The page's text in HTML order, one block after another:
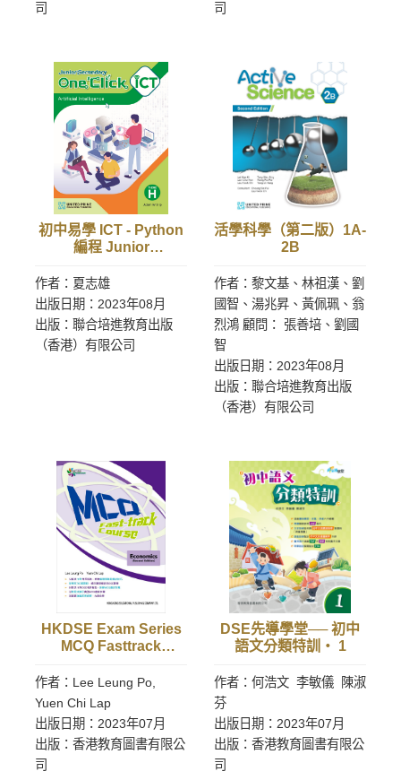
司
司
初中易學 ICT - Python
編程 Junior
ICT - Python
Programming
作者：夏志雄
出版日期：2023年08月
出版：聯合培進教育出版
（香港）有限公司
活學科學（第二版）1A-
2B
作者：黎文基、林祖漢、劉
國智、湯兆昇、黃佩珮、翁
烈鴻 顧問： 張善培、劉國
智
出版日期：2023年08月
出版：聯合培進教育出版
（香港）有限公司
HKDSE Exam Series
MCQ Fasttrack
(Second Edition)
作者：Lee Leung Po,
Yuen Chi Lap
出版日期：2023年07月
出版：香港教育圖書有限公
司
DSE先導學堂── 初中
語文分類特訓‧ 1
作者：何浩文 李敏儀 陳淑
芬
出版日期：2023年07月
出版：香港教育圖書有限公
司